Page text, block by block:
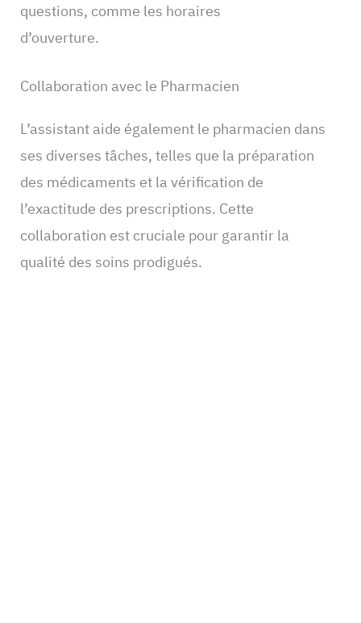
questions, comme les horaires
d’ouverture.
Collaboration avec le Pharmacien
L’assistant aide également le pharmacien dans
ses diverses tâches, telles que la préparation
des médicaments et la vérification de
l’exactitude des prescriptions. Cette
collaboration est cruciale pour garantir la
qualité des soins prodigués.